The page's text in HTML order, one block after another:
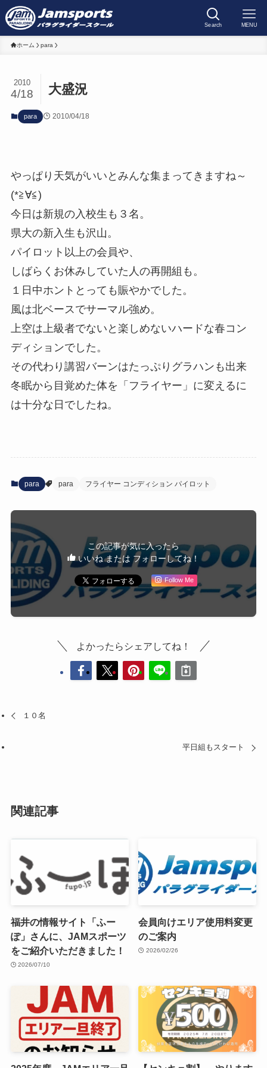
Search MENU
ホーム para
大盛況
2010
4/18
para 2010/04/18
やっぱり天気がいいとみんな集まってきますね～
(*≧∀≦)
今日は新規の入校生も３名。
県大の新入生も沢山。
パイロット以上の会員や、
しばらくお休みしていた人の再開組も。
１日中ホントとっても賑やかでした。
風は北ベースでサーマル強め。
上空は上級者でないと楽しめないハードな春コン
ディションでした。
その代わり講習バーンはたっぷりグラハンも出来
冬眠から目覚めた体を「フライヤー」に変えるに
は十分な日でしたね。
para para フライヤー コンディション パイロット
この記事が気に入ったら
いいね または フォローしてね！
Follow Me
よかったらシェアしてね！
１０名
平日組もスタート
関連記事
福井の情報サイト「ふー
ぽ」さんに、JAMスポーツ
をご紹介いただきました！
2026/07/10
会員向けエリア使用料変更
のご案内
2026/02/26